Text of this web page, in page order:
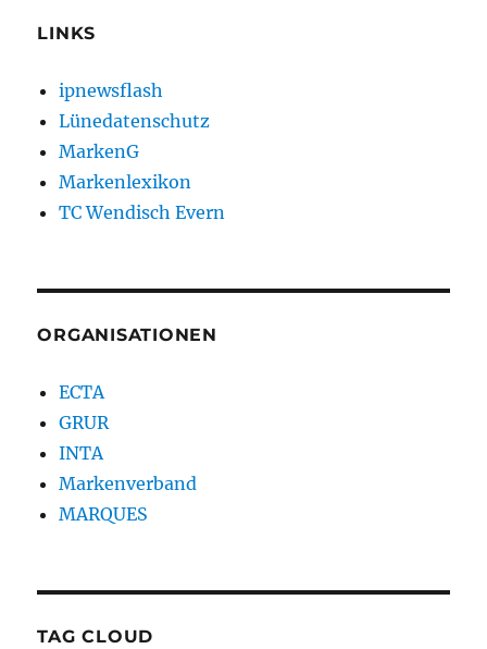
LINKS
ipnewsflash
Lünedatenschutz
MarkenG
Markenlexikon
TC Wendisch Evern
ORGANISATIONEN
ECTA
GRUR
INTA
Markenverband
MARQUES
TAG CLOUD